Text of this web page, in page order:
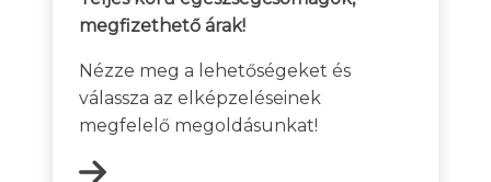
megfizethető árak!
Nézze meg a lehetőségeket és
válassza az elképzeléseinek
megfelelő megoldásunkat!